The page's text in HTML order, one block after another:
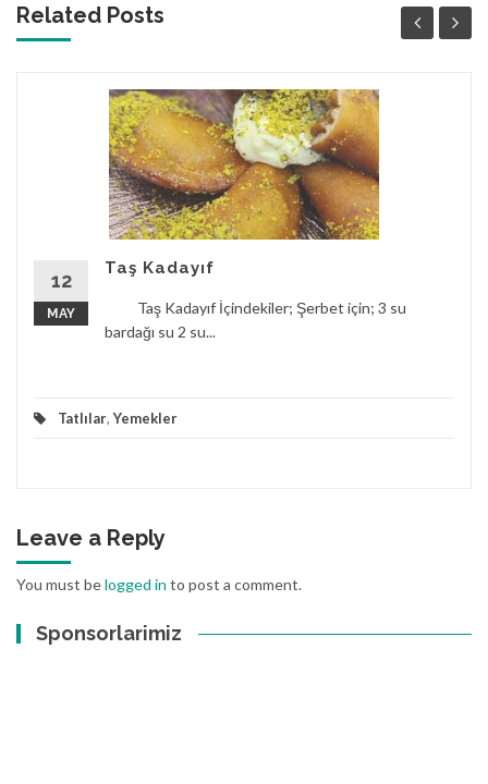
Related Posts
12
MAY
Taş Kadayıf
Taş Kadayıf İçindekiler; Şerbet için; 3 su
bardağı su 2 su...
Tatlılar,Yemekler
Leave a Reply
You must belogged in to post a comment.
Sponsorlarimiz